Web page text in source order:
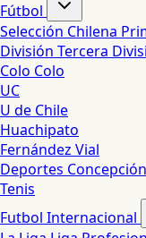
Fútbol
Selección Chilena
División Tercera
Colo Colo
UC
U de Chile
Huachipato
Fernández Vial
Deportes Concepción
Tenis
Futbol Internacional